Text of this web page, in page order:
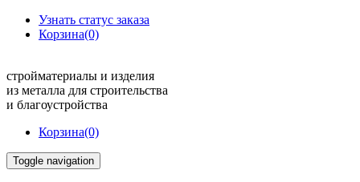
Узнать статус заказа
Корзина(0)
стройматериалы и изделия
из металла для строительства
и благоустройства
Корзина(0)
Toggle navigation